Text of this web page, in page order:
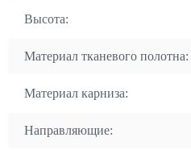
Высота:
Материал тканевого полотна:
Материал карниза:
Направляющие: